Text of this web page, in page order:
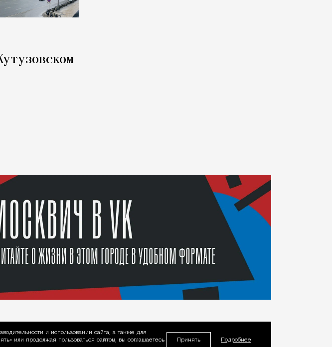
и использовании сайта, а также для
или продолжая пользоваться сайтом, вы соглашаетесь
Принять Подробнее